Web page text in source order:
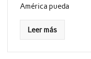
América pueda
Leer más